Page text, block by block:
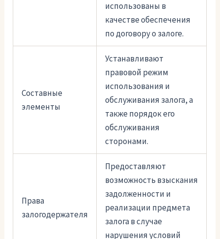
использованы в
качестве обеспечения
по договору о залоге.
Составные
элементы
Устанавливают
правовой режим
использования и
обслуживания залога, а
также порядок его
обслуживания
сторонами.
Права
залогодержателя
Предоставляют
возможность взыскания
задолженности и
реализации предмета
залога в случае
нарушения условий